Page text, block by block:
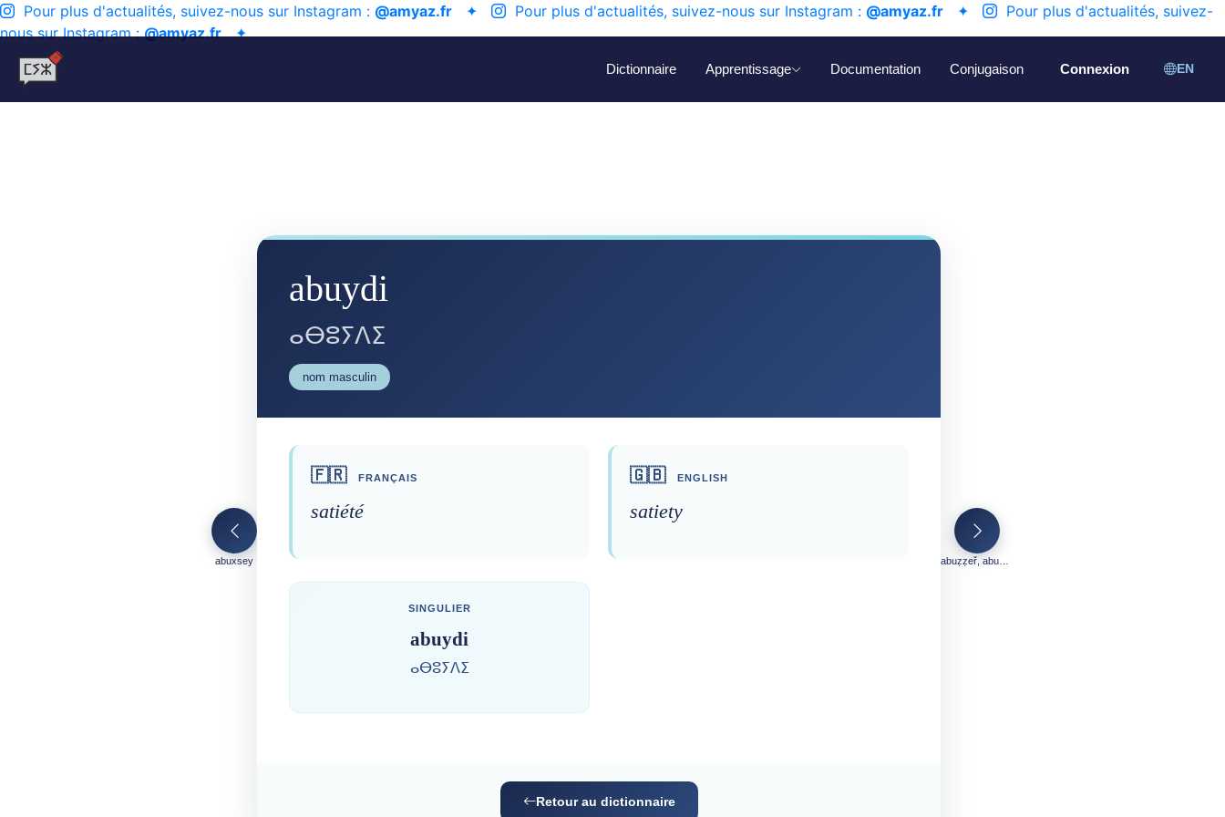
Pour plus d'actualités, suivez-nous sur Instagram : @amyaz.fr ✦ Pour plus d'actualités, suivez-nous sur Instagram : @amyaz.fr ✦
Pour plus d'actualités, suivez-
nous sur Instagram :@amyaz.fr✦
Dictionnaire Apprentissage Documentation Conjugaison Connexion EN
abuxsey
abuydi
ⴰⴱⵓⵢⴷⵉ
nom masculin
🇫🇷 FRANÇAIS
satiété
🇬🇧 ENGLISH
satiety
SINGULIER
abuydi
ⴰⴱⵓⵢⴷⵉ
Retour au dictionnaire